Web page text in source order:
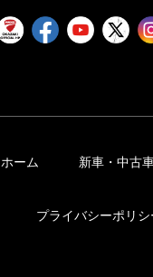
ホーム 新車・中古
プライバシーポリ